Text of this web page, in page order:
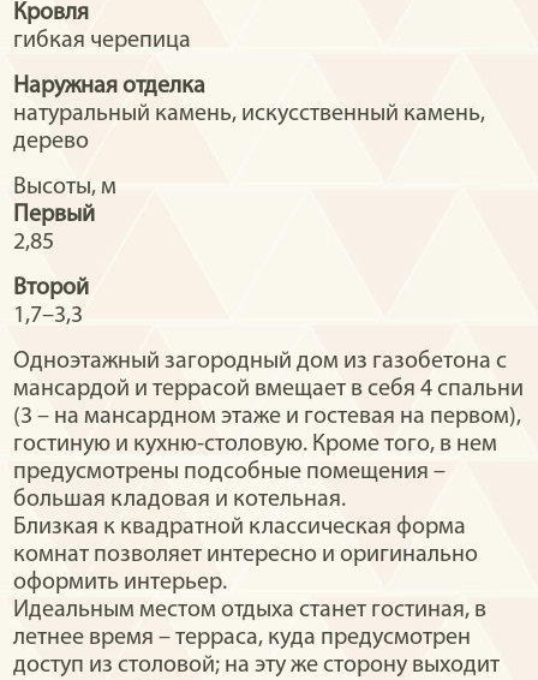
Кровля
гибкая черепица
Наружная отделка
натуральный камень, искусственный камень,
дерево
Высоты, м
Первый
2,85
Второй
1,7–3,3
Одноэтажный загородный дом из газобетона с
мансардой и террасой вмещает в себя 4 спальни
(3 – на мансардном этаже и гостевая на первом),
гостиную и кухню-столовую. Кроме того, в нем
предусмотрены подсобные помещения –
большая кладовая и котельная.
Близкая к квадратной классическая форма
комнат позволяет интересно и оригинально
оформить интерьер.
Идеальным местом отдыха станет гостиная, в
летнее время – терраса, куда предусмотрен
доступ из столовой; на эту же сторону выходит